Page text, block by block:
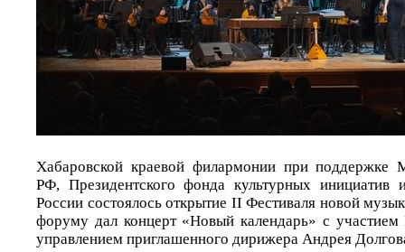
Хабаровской краевой филармонии при поддержке
РФ, Президентского фонда культурных инициатив
России состоялось открытие II Фестиваля новой
форуму дал концерт «Новый календарь» с участием
управлением приглашенного дирижера Андрея